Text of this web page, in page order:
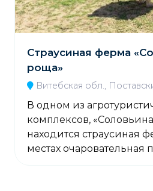
Страусиная ферма
роща»
Витебская обл.,
В одном из
комплексов,
находится страусиная
местах очаровательная